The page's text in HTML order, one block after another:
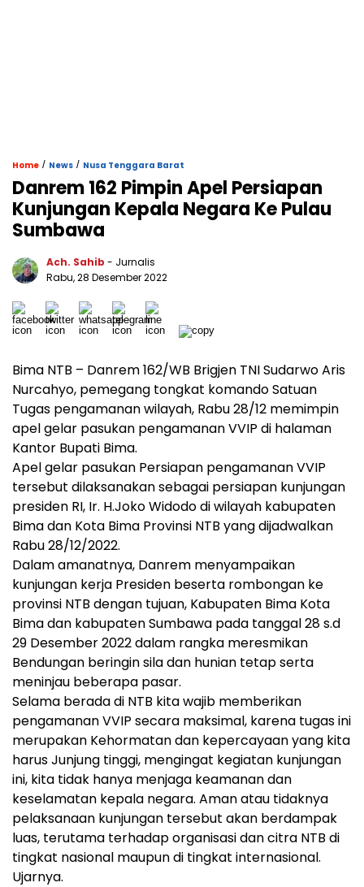
Home / News / Nusa Tenggara Barat
Danrem 162 Pimpin Apel Persiapan
Kunjungan Kepala Negara Ke Pulau
Sumbawa
Ach. Sahib - Jurnalis
Rabu, 28 Desember 2022
Bima NTB – Danrem 162/WB Brigjen TNI Sudarwo Aris
Nurcahyo, pemegang tongkat komando Satuan
Tugas pengamanan wilayah, Rabu 28/12 memimpin
apel gelar pasukan pengamanan VVIP di halaman
Kantor Bupati Bima.
Apel gelar pasukan Persiapan pengamanan VVIP
tersebut dilaksanakan sebagai persiapan kunjungan
presiden RI, Ir. H.Joko Widodo di wilayah kabupaten
Bima dan Kota Bima Provinsi NTB yang dijadwalkan
Rabu 28/12/2022.
Dalam amanatnya, Danrem menyampaikan
kunjungan kerja Presiden beserta rombongan ke
provinsi NTB dengan tujuan, Kabupaten Bima Kota
Bima dan kabupaten Sumbawa pada tanggal 28 s.d
29 Desember 2022 dalam rangka meresmikan
Bendungan beringin sila dan hunian tetap serta
meninjau beberapa pasar.
Selama berada di NTB kita wajib memberikan
pengamanan VVIP secara maksimal, karena tugas ini
merupakan Kehormatan dan kepercayaan yang kita
harus Junjung tinggi, mengingat kegiatan kunjungan
ini, kita tidak hanya menjaga keamanan dan
keselamatan kepala negara. Aman atau tidaknya
pelaksanaan kunjungan tersebut akan berdampak
luas, terutama terhadap organisasi dan citra NTB di
tingkat nasional maupun di tingkat internasional.
Ujarnya.